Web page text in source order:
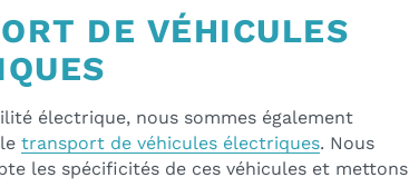
DE VÉHICULES
électrique, nous sommes également
transport de véhicules électriques. Nous
les spécificités de ces véhicules et mettons